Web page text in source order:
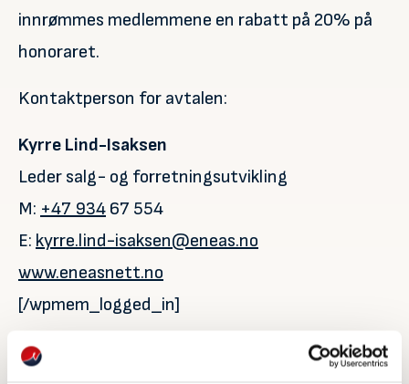
innrømmes medlemmene en rabatt på 20% på
honoraret.
Kontaktperson for avtalen:
Kyrre Lind-Isaksen
Leder salg- og forretningsutvikling
M: +47 934 67 554
E: kyrre.lind-isaksen@eneas.no
www.eneasnett.no
[/wpmem_logged_in]